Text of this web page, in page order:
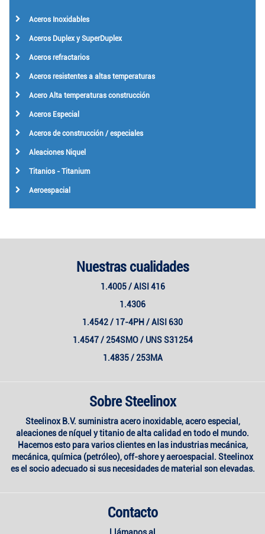
Aceros Inoxidables
Aceros Duplex y SuperDuplex
Aceros refractarios
Aceros resistentes a altas temperaturas
Acero Alta temperaturas construcción
Aceros Especial
Aceros de construcción / especiales
Aleaciones Niquel
Titanios - Titanium
Aeroespacial
Nuestras cualidades
1.4005 / AISI 416
1.4306
1.4542 / 17-4PH / AISI 630
1.4547 / 254SMO / UNS S31254
1.4835 / 253MA
Sobre Steelinox
Steelinox B.V. suministra acero inoxidable, acero especial,
aleaciones de níquel y titanio de alta calidad en todo el mundo.
Hacemos esto para varios clientes en las industrias mecánica,
mecánica, química (petróleo), off-shore y aeroespacial. Steelinox
es el socio adecuado si sus necesidades de material son elevadas.
Contacto